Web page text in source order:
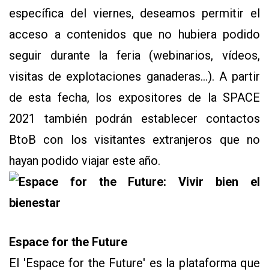
específica del viernes, deseamos permitir el
acceso a contenidos que no hubiera podido
seguir durante la feria (webinarios, vídeos,
visitas de explotaciones ganaderas…). A partir
de esta fecha, los expositores de la SPACE
2021 también podrán establecer contactos
BtoB con los visitantes extranjeros que no
hayan podido viajar este año.
Espace for the Future
El 'Espace for the Future' es la plataforma que